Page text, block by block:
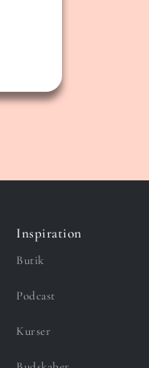
Inspiration
Butik
Podcast
Kurser